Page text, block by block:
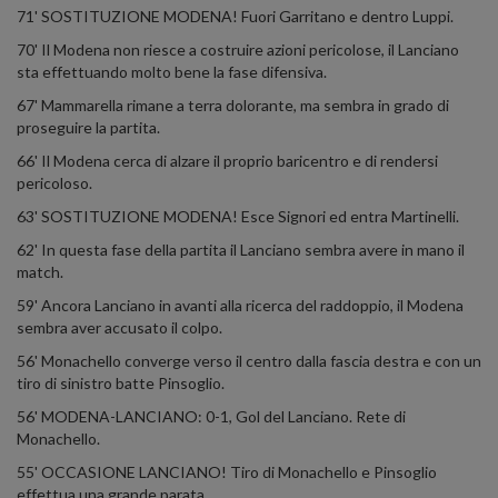
71' SOSTITUZIONE MODENA! Fuori Garritano e dentro Luppi.
70' Il Modena non riesce a costruire azioni pericolose, il Lanciano
sta effettuando molto bene la fase difensiva.
67' Mammarella rimane a terra dolorante, ma sembra in grado di
proseguire la partita.
66' Il Modena cerca di alzare il proprio baricentro e di rendersi
pericoloso.
63' SOSTITUZIONE MODENA! Esce Signori ed entra Martinelli.
62' In questa fase della partita il Lanciano sembra avere in mano il
match.
59' Ancora Lanciano in avanti alla ricerca del raddoppio, il Modena
sembra aver accusato il colpo.
56' Monachello converge verso il centro dalla fascia destra e con un
tiro di sinistro batte Pinsoglio.
56' MODENA-LANCIANO: 0-1, Gol del Lanciano. Rete di
Monachello.
55' OCCASIONE LANCIANO! Tiro di Monachello e Pinsoglio
effettua una grande parata.